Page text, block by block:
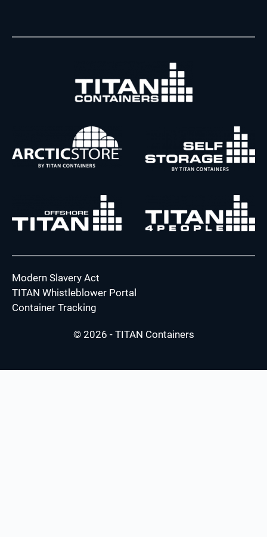
Modern Slavery Act
TITAN Whistleblower Portal
Container Tracking
© 2026 - TITAN Containers